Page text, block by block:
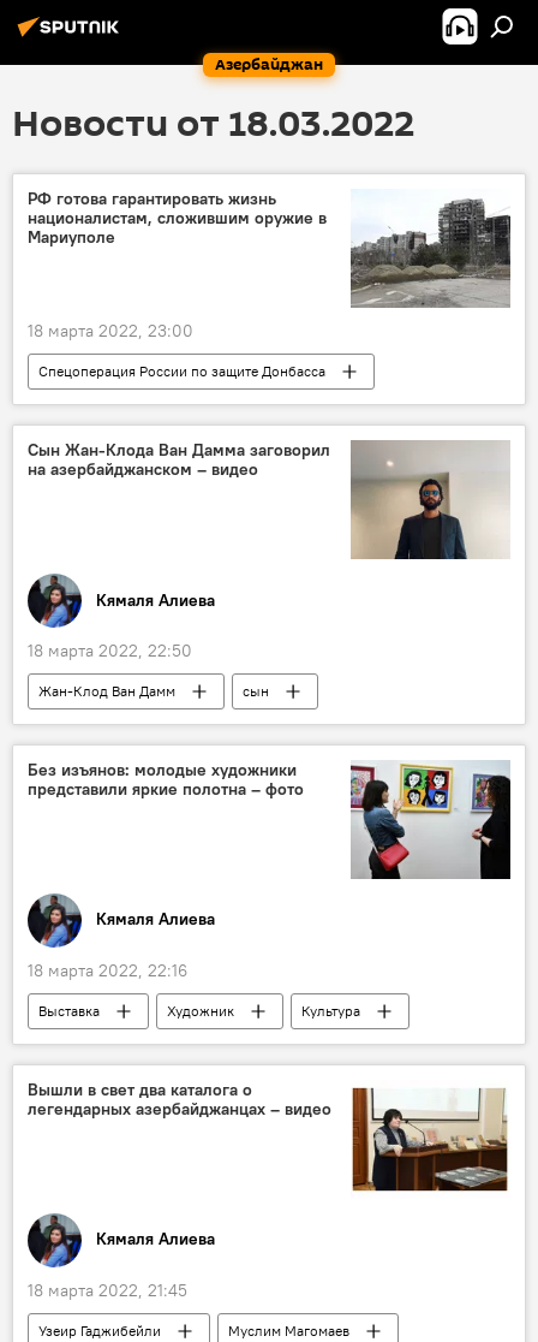
Азербайджан
Новости от 18.03.2022
РФ готова гарантировать жизнь
националистам, сложившим оружие в
Мариуполе
18 марта 2022, 23:00
Спецоперация России по защите Донбасса
Украина
Националисты оружие
Сын Жан-Клода Ван Дамма заговорил
на азербайджанском – видео
Кямаля Алиева
18 марта 2022, 22:50
Жан-Клод Ван Дамм
сын
Азербайджанский язык
Без изъянов: молодые художники
представили яркие полотна – фото
Кямаля Алиева
18 марта 2022, 22:16
Выставка Художник Культура
Вышли в свет два каталога о
легендарных азербайджанцах – видео
Кямаля Алиева
18 марта 2022, 21:45
Узеир Гаджибейли
Муслим Магомаев